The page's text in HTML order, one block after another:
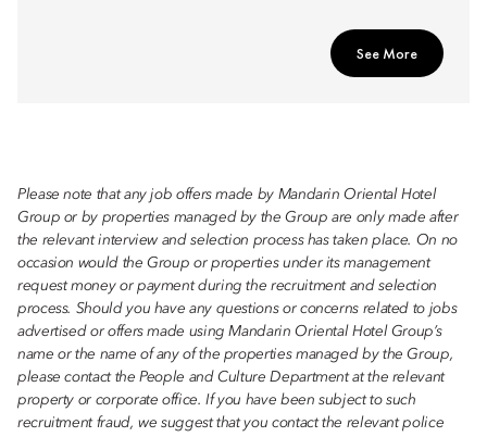
See More
Please note that any job offers made by Mandarin Oriental Hotel
Group or by properties managed by the Group are only made after
the relevant interview and selection process has taken place. On no
occasion would the Group or properties under its management
request money or payment during the recruitment and selection
process. Should you have any questions or concerns related to jobs
advertised or offers made using Mandarin Oriental Hotel Group’s
name or the name of any of the properties managed by the Group,
please contact the People and Culture Department at the relevant
property or corporate office. If you have been subject to such
recruitment fraud, we suggest that you contact the relevant police